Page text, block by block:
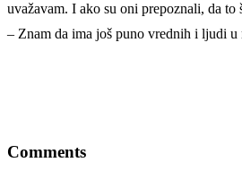
uvažavam. I ako su oni prepoznali, da
– Znam da ima još puno vrednih i ljudi u
Comments